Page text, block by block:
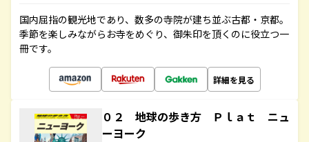
国内屈指の観光地であり、数多の寺院が建ち並ぶ古都・京都。
季節を楽しみながらお寺をめぐり、御朱印を頂くのに役立つ一
冊です。
詳細を見る
０２ 地球の歩き方 Ｐｌａｔ ニュ
ーヨーク